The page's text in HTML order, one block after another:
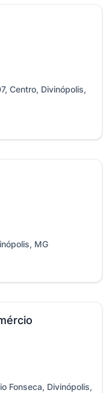
Centro, Divinópolis,
MG
Fonseca, Divinópolis,